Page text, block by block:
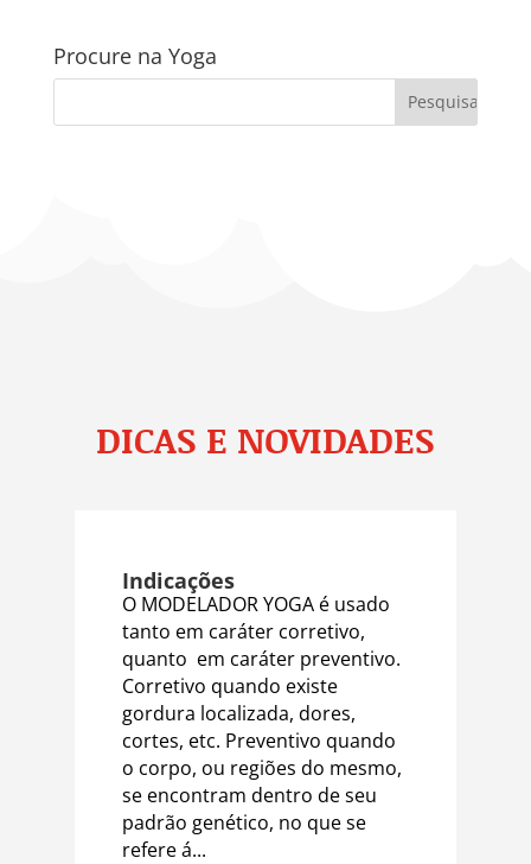
Procure na Yoga
DICAS E NOVIDADES
Indicações
O MODELADOR YOGA é usado
tanto em caráter corretivo,
quanto em caráter preventivo.
Corretivo quando existe
gordura localizada, dores,
cortes, etc. Preventivo quando
o corpo, ou regiões do mesmo,
se encontram dentro de seu
padrão genético, no que se
refere á...